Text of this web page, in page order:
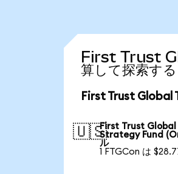
First Trust
算して探索する
First Trust
🇺🇸First Trust
Strategy Fund
ル
1 FTGCon は